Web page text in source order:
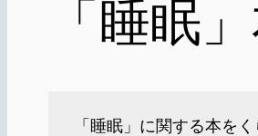
「睡眠
「睡眠」に関する本をく